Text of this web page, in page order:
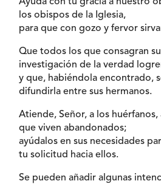
los obispos de la Iglesia,
para que con gozo y fervor
Que todos los que consagran
investigación de la verdad
y que, habiéndola encontrado,
difundirla entre sus hermanos.
Atiende, Señor, a los huérfanos,
que viven abandonados;
ayúdalos en sus necesidades
tu solicitud hacia ellos.
Se pueden añadir algunas